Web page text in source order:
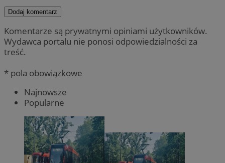
Dodaj komentarz
Komentarze są prywatnymi opiniami użytkowników.
Wydawca portalu nie ponosi odpowiedzialności za
treść.
* pola obowiązkowe
Najnowsze
Popularne